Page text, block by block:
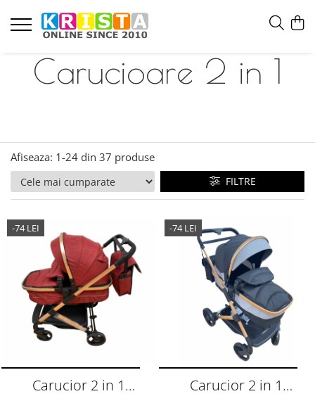
Carucioare 2 in 1
Afiseaza: 1-24 din 37 produse
FILTRE
-74 LEI
Carucior 2 in 1
-74 LEI
Carucior 2 in 1